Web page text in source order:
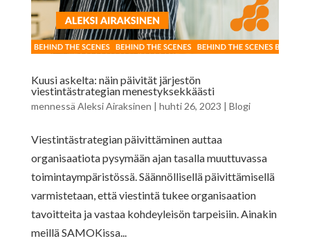
Kuusi askelta: näin päivität järjestön
viestintästrategian menestyksekkäästi
mennessä Aleksi Airaksinen | huhti 26, 2023 | Blogi
Viestintästrategian päivittäminen auttaa
organisaatiota pysymään ajan tasalla muuttuvassa
toimintaympäristössä. Säännöllisellä päivittämisellä
varmistetaan, että viestintä tukee organisaation
tavoitteita ja vastaa kohdeyleisön tarpeisiin. Ainakin
meillä SAMOKissa...